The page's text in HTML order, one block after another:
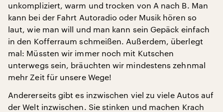
unkompliziert, warm und trocken von A nach B. Man
kann bei der Fahrt Autoradio oder Musik hören so
laut, wie man will und man kann sein Gepäck einfach
in den Kofferraum schmeißen. Außerdem, überlegt
mal: Müssten wir immer noch mit Kutschen
unterwegs sein, bräuchten wir mindestens zehnmal
mehr Zeit für unsere Wege!
Andererseits gibt es inzwischen viel zu viele Autos auf
der Welt inzwischen. Sie stinken und machen Krach